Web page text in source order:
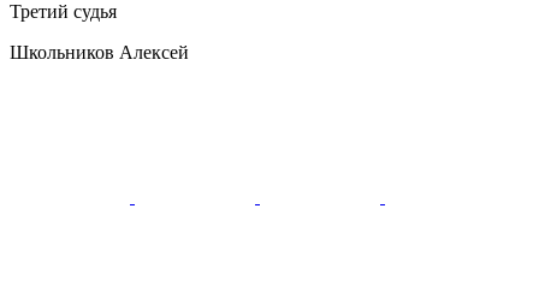
Третий судья
Школьников Алексей